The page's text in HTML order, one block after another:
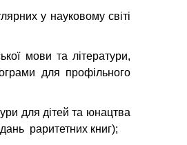
у науковому світі
мови та літератури,
для профільного
для дітей та юнацтва
раритетних книг);